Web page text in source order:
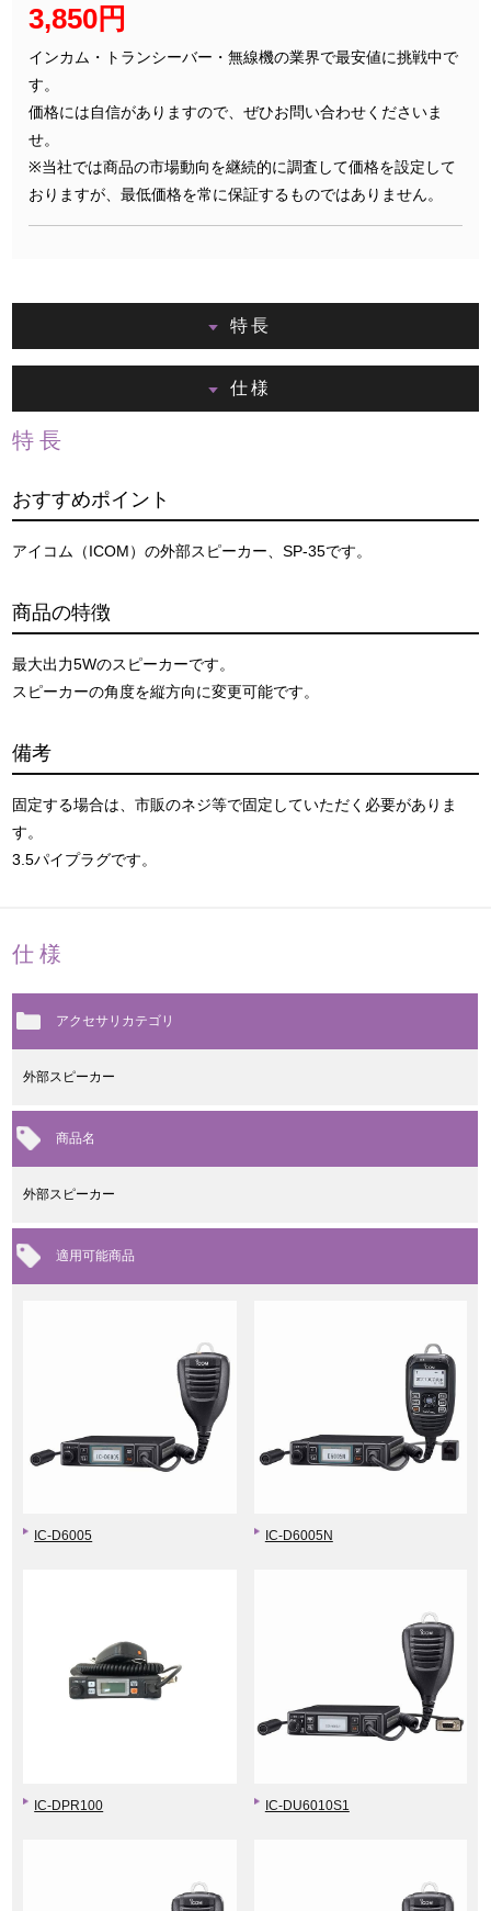
3,850円
インカム・トランシーバー・無線機の業界で最安値に挑戦中で
す。
価格には自信がありますので、ぜひお問い合わせくださいま
せ。
※当社では商品の市場動向を継続的に調査して価格を設定して
おりますが、最低価格を常に保証するものではありません。
特長
仕様
特長
おすすめポイント
アイコム（ICOM）の外部スピーカー、SP-35です。
商品の特徴
最大出力5Wのスピーカーです。
スピーカーの角度を縦方向に変更可能です。
備考
固定する場合は、市販のネジ等で固定していただく必要がありま
す。
3.5パイプラグです。
仕様
アクセサリカテゴリ
外部スピーカー
商品名
外部スピーカー
適用可能商品
IC-D6005 IC-D6005N
IC-DPR100 IC-DU6010S1